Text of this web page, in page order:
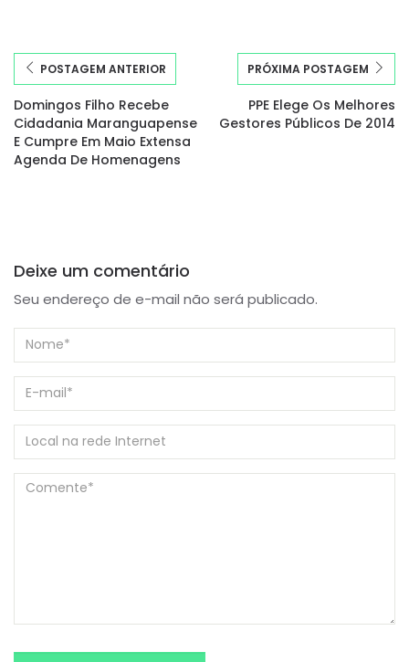
POSTAGEM ANTERIOR
Domingos Filho Recebe
Cidadania Maranguapense
E Cumpre Em Maio Extensa
Agenda De Homenagens
PRÓXIMA POSTAGEM
PPE Elege Os Melhores
Gestores Públicos De 2014
Deixe um comentário
Seu endereço de e-mail não será publicado.